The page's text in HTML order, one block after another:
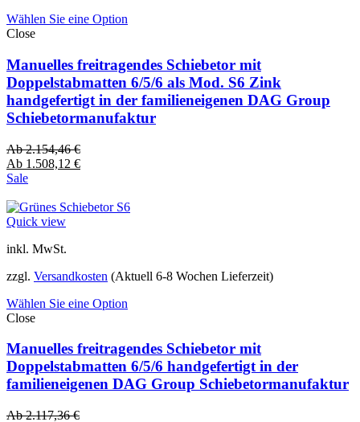
Wählen Sie eine Option
Close
Manuelles freitragendes Schiebetor mit
Doppelstabmatten 6/5/6 als Mod. S6 Zink
handgefertigt in der familieneigenen DAG Group
Schiebetormanufaktur
Ab2.154,46€
Ab 1.508,12 €
Sale
Quick view
inkl. MwSt.
zzgl. Versandkosten (Aktuell 6-8 Wochen Lieferzeit)
Wählen Sie eine Option
Close
Manuelles freitragendes Schiebetor mit
Doppelstabmatten 6/5/6 handgefertigt in der
familieneigenen DAG Group Schiebetormanufaktur
Ab2.117,36€